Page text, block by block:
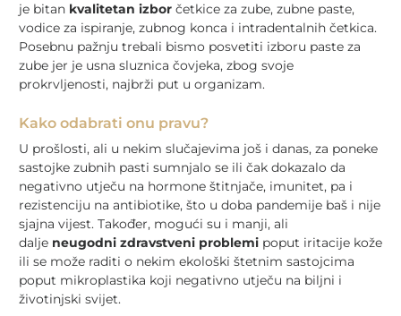
je bitan kvalitetan izbor četkice za zube, zubne paste,
vodice za ispiranje, zubnog konca i intradentalnih četkica.
Posebnu pažnju trebali bismo posvetiti izboru paste za
zube jer je usna sluznica čovjeka, zbog svoje
prokrvljenosti, najbrži put u organizam.
Kako odabrati onu pravu?
U prošlosti, ali u nekim slučajevima još i danas, za poneke
sastojke zubnih pasti sumnjalo se ili čak dokazalo da
negativno utječu na hormone štitnjače, imunitet, pa i
rezistenciju na antibiotike, što u doba pandemije baš i nije
sjajna vijest. Također, mogući su i manji, ali
dalje neugodni zdravstveni problemi poput iritacije kože
ili se može raditi o nekim ekološki štetnim sastojcima
poput mikroplastika koji negativno utječu na biljni i
životinjski svijet.